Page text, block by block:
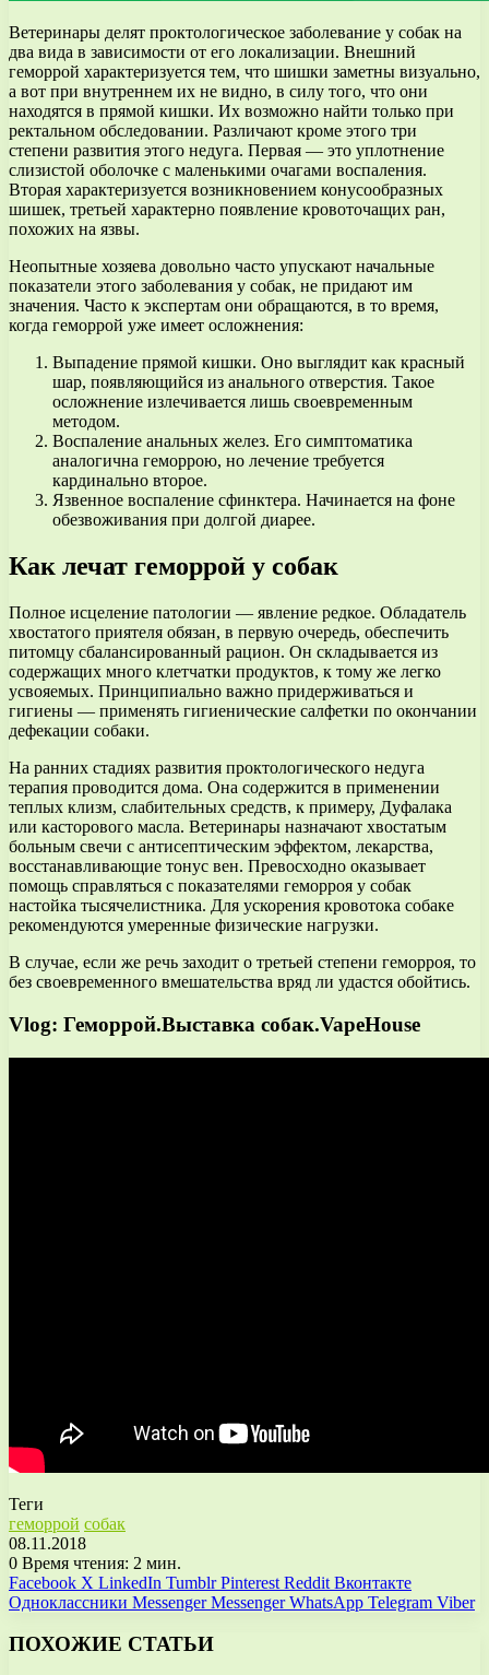
Ветеринары делят проктологическое заболевание у собак на
два вида в зависимости от его локализации. Внешний
геморрой характеризуется тем, что шишки заметны визуально,
а вот при внутреннем их не видно, в силу того, что они
находятся в прямой кишки. Их возможно найти только при
ректальном обследовании. Различают кроме этого три
степени развития этого недуга. Первая — это уплотнение
слизистой оболочке с маленькими очагами воспаления.
Вторая характеризуется возникновением конусообразных
шишек, третьей характерно появление кровоточащих ран,
похожих на язвы.
Неопытные хозяева довольно часто упускают начальные
показатели этого заболевания у собак, не придают им
значения. Часто к экспертам они обращаются, в то время,
когда геморрой уже имеет осложнения:
Выпадение прямой кишки. Оно выглядит как красный
шар, появляющийся из анального отверстия. Такое
осложнение излечивается лишь своевременным
методом.
Воспаление анальных желез. Его симптоматика
аналогична геморрою, но лечение требуется
кардинально второе.
Язвенное воспаление сфинктера. Начинается на фоне
обезвоживания при долгой диарее.
Как лечат геморрой у собак
Полное исцеление патологии — явление редкое. Обладатель
хвостатого приятеля обязан, в первую очередь, обеспечить
питомцу сбалансированный рацион. Он складывается из
содержащих много клетчатки продуктов, к тому же легко
усвояемых. Принципиально важно придерживаться и
гигиены — применять гигиенические салфетки по окончании
дефекации собаки.
На ранних стадиях развития проктологического недуга
терапия проводится дома. Она содержится в применении
теплых клизм, слабительных средств, к примеру, Дуфалака
или касторового масла. Ветеринары назначают хвостатым
больным свечи с антисептическим эффектом, лекарства,
восстанавливающие тонус вен. Превосходно оказывает
помощь справляться с показателями геморроя у собак
настойка тысячелистника. Для ускорения кровотока собаке
рекомендуются умеренные физические нагрузки.
В случае, если же речь заходит о третьей степени геморроя, то
без своевременного вмешательства вряд ли удастся обойтись.
Vlog: Геморрой.Выставка собак.VapeHouse
Теги
геморрой собак
08.11.2018
0 Время чтения: 2 мин.
Facebook X LinkedIn Tumblr Pinterest Reddit Вконтакте
Одноклассники Messenger Messenger WhatsApp Telegram Viber
ПОХОЖИЕ СТАТЬИ